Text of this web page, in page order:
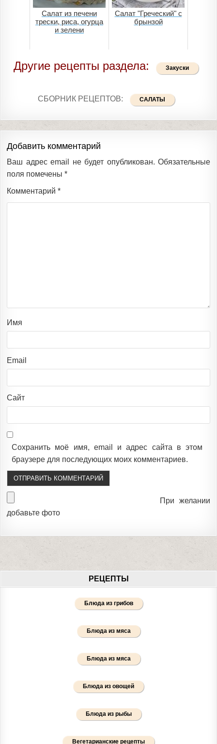
Салат из печени
трески, риса, огурца
и зелени
Салат "Греческий" с
брынзой
Другие рецепты раздела: Закуски
СБОРНИК РЕЦЕПТОВ: САЛАТЫ
Добавить комментарий
Ваш адрес email не будет опубликован. Обязательные
поля помечены *
Комментарий *
Имя
Email
Сайт
Сохранить моё имя, email и адрес сайта в этом
браузере для последующих моих комментариев.
При желании
добавьте фото
РЕЦЕПТЫ
Блюда из грибов
Блюда из мяса
Блюда из мяса
Блюда из овощей
Блюда из рыбы
Вегетарианские рецепты